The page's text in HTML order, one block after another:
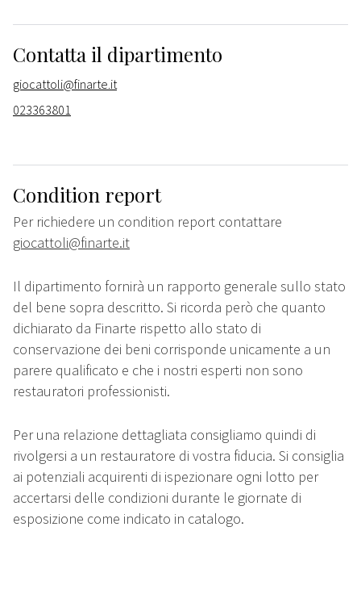
Contatta il dipartimento
giocattoli@finarte.it
023363801
Condition report
Per richiedere un condition report contattare
giocattoli@finarte.it
Il dipartimento fornirà un rapporto generale sullo stato
del bene sopra descritto. Si ricorda però che quanto
dichiarato da Finarte rispetto allo stato di
conservazione dei beni corrisponde unicamente a un
parere qualificato e che i nostri esperti non sono
restauratori professionisti.
Per una relazione dettagliata consigliamo quindi di
rivolgersi a un restauratore di vostra fiducia. Si consiglia
ai potenziali acquirenti di ispezionare ogni lotto per
accertarsi delle condizioni durante le giornate di
esposizione come indicato in catalogo.